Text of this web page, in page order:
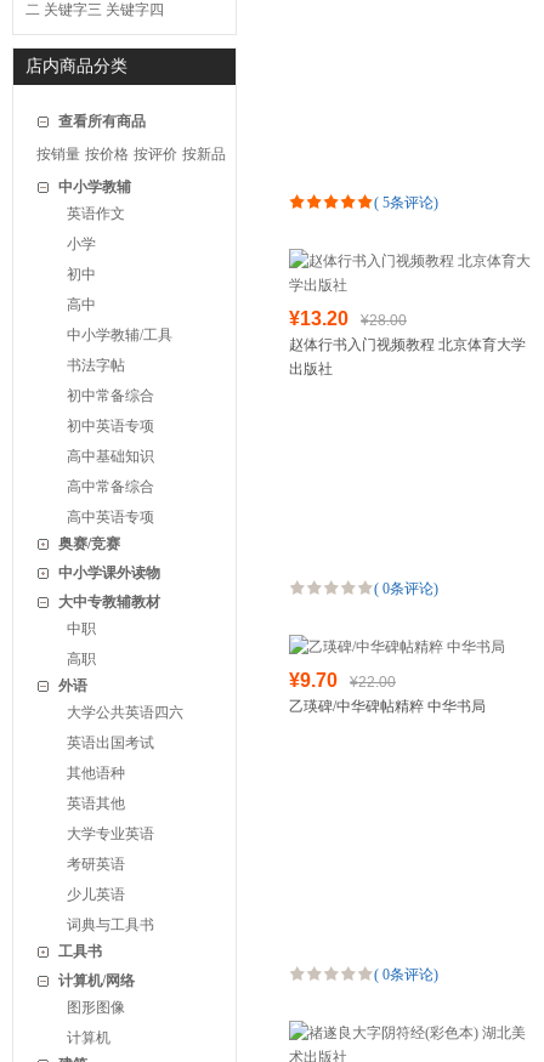
二 关键字三 关键字四
店内商品分类
查看所有商品
按销量 按价格 按评价 按新品
中小学教辅
英语作文
小学
初中
高中
中小学教辅/工具
书法字帖
初中常备综合
初中英语专项
高中基础知识
高中常备综合
高中英语专项
奥赛/竞赛
中小学课外读物
大中专教辅教材
中职
高职
外语
大学公共英语四六
英语出国考试
其他语种
英语其他
大学专业英语
考研英语
少儿英语
词典与工具书
工具书
计算机/网络
图形图像
计算机
( 5条评论)
¥13.20
¥28.00
赵体行书入门视频教程 北京体育大学
出版社
( 0条评论)
¥9.70
¥22.00
乙瑛碑/中华碑帖精粹 中华书局
( 0条评论)